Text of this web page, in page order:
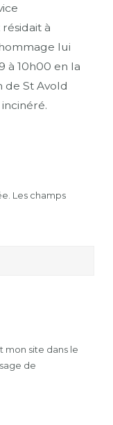
à
lui
à 10h00 en la
St Avold
Les champs
mon site dans le
de